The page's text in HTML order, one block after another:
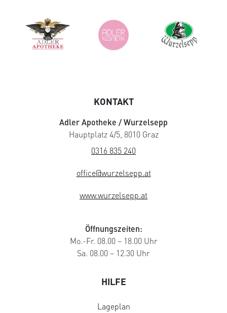
KONTAKT
Adler Apotheke / Wurzelsepp
Hauptplatz 4/5, 8010 Graz
0316 835 240
office@wurzelsepp.at
www.wurzelsepp.at
Öffnungszeiten:
Mo.-Fr. 08.00 – 18.00 Uhr
Sa. 08.00 – 12.30 Uhr
HILFE
Lageplan